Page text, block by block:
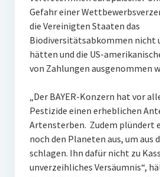
Gefahr einer
die Vereinigten Staaten das
Biodiversitätsabkommen nicht
hätten und die US-
von Zahlungen ausgenommen
„Der BAYER-Konzern hat vor
Pestizide einen erheblichen
Artensterben. Zudem plündert
noch den Planeten aus, um aus
schlagen. Ihn dafür nicht zu
unverzeihliches Versäumnis“,